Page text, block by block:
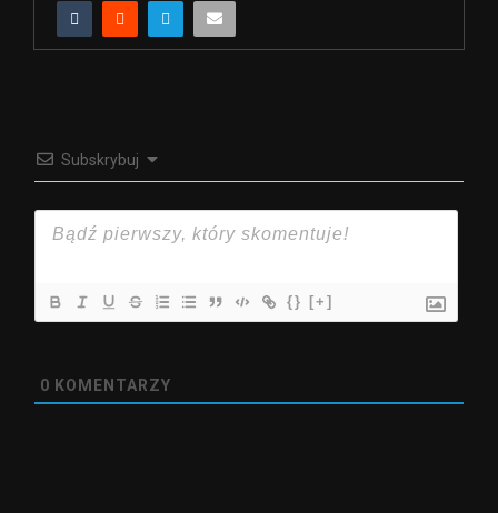
Subskrybuj
{} [+]
0 KOMENTARZY